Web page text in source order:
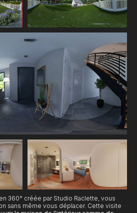
360° créée par Studio Raclette, vous
sans même vous déplacer. Cette visite